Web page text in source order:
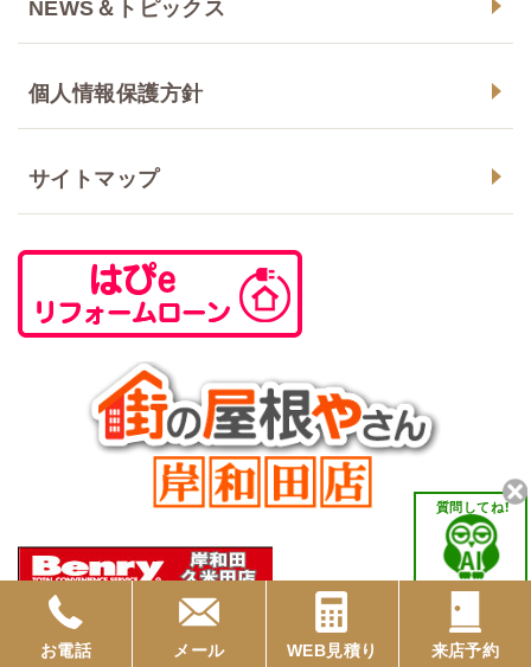
個人情報保護方針
サイトマップ
お電話 メール WEB見積り 来店予約
質問してね！